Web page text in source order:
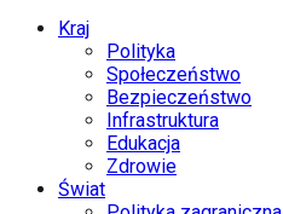
Kraj
Polityka
Społeczeństwo
Bezpieczeństwo
Infrastruktura
Edukacja
Zdrowie
Świat